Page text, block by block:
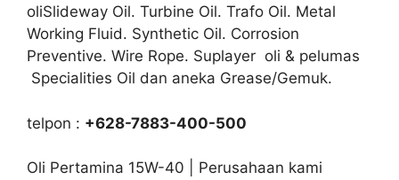
oliSlideway Oil. Turbine Oil. Trafo Oil. Metal
Working Fluid. Synthetic Oil. Corrosion
Preventive. Wire Rope. Suplayer oli & pelumas
Specialities Oil dan aneka Grease/Gemuk.
telpon : +628-7883-400-500
Oli Pertamina 15W-40 | Perusahaan kami